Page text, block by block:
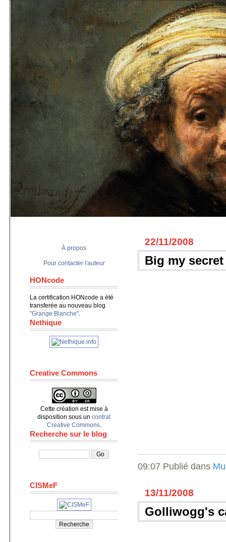
À propos
Pour contacter l'auteur
HONcode
La certification HONcode a été
transferée au nouveau blog
"Grange Blanche".
Nethique
Creative Commons
Cette création est mise à
disposition sous un contrat
Creative Commons.
Recherche sur le blog
CISMeF
22/11/2008
Big my secret
09:07 Publié dans
13/11/2008
Golliwogg's